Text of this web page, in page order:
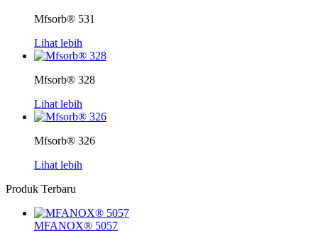
Mfsorb® 531
Lihat lebih
Mfsorb® 328
Lihat lebih
Mfsorb® 326
Lihat lebih
Produk Terbaru
MFANOX® 5057